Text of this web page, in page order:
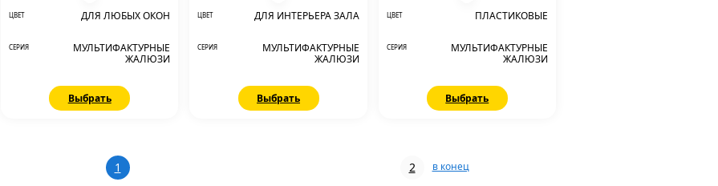
ЦВЕТ ДЛЯ ЛЮБЫХ ОКОН
СЕРИЯ
МУЛЬТИФАКТУРНЫЕ
ЖАЛЮЗИ
Выбрать
ЦВЕТ ДЛЯ ИНТЕРЬЕРА ЗАЛА
СЕРИЯ
МУЛЬТИФАКТУРНЫЕ
ЖАЛЮЗИ
Выбрать
ЦВЕТ ПЛАСТИКОВЫЕ
СЕРИЯ
МУЛЬТИФАКТУРНЫЕ
ЖАЛЮЗИ
Выбрать
1 2 в конец